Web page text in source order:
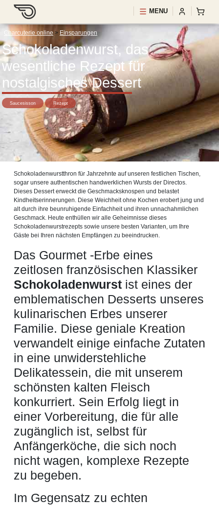
MENU
Charcuterie online > Einsparungen
Schokoladenwurst, das
wesentliche Rezept für
nostalgisches Dessert
Saucesisson Rezept
Schokoladenwurstthron für Jahrzehnte auf unseren festlichen Tischen,
sogar unsere authentischen handwerklichen Wursts der Directos.
Dieses Dessert erweckt die Geschmacksknospen und belastet
Kindheitserinnerungen. Diese Weichheit ohne Kochen erobert jung und
alt durch ihre beunruhigende Einfachheit und ihren unnachahmlichen
Geschmack. Heute enthüllen wir alle Geheimnisse dieses
Schokoladenwurstrezepts sowie unsere besten Varianten, um Ihre
Gäste bei Ihren nächsten Empfängen zu beeindrucken.
Das Gourmet -Erbe eines
zeitlosen französischen Klassiker
Schokoladenwurst ist eines der
emblematischen Desserts unseres
kulinarischen Erbes unserer
Familie. Diese geniale Kreation
verwandelt einige einfache Zutaten
in eine unwiderstehliche
Delikatessein, die mit unserem
schönsten kalten Fleisch
konkurriert. Sein Erfolg liegt in
einer Vorbereitung, die für alle
zugänglich ist, selbst für
Anfängerköche, die sich noch
nicht wagen, komplexe Rezepte
zu begeben.
Im Gegensatz zu echten